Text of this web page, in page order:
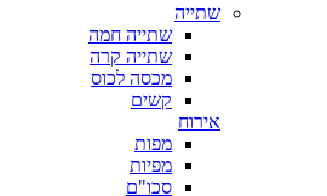
שתייה
שתייה חמה
שתייה קרה
מכסה לכוס
קשים
אירוח
מפות
מפיות
סכו"ם